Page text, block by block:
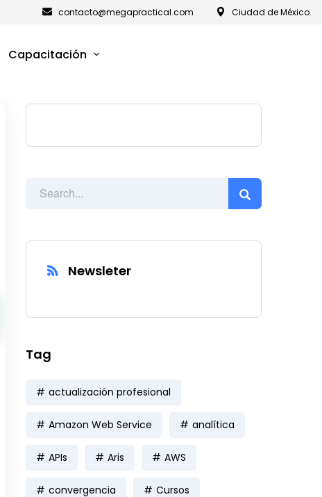
contacto@megapractical.com Ciudad de México.
Capacitación
Newsleter
Tag
actualización profesional
Amazon Web Service analítica
APIs Aris AWS
convergencia Cursos